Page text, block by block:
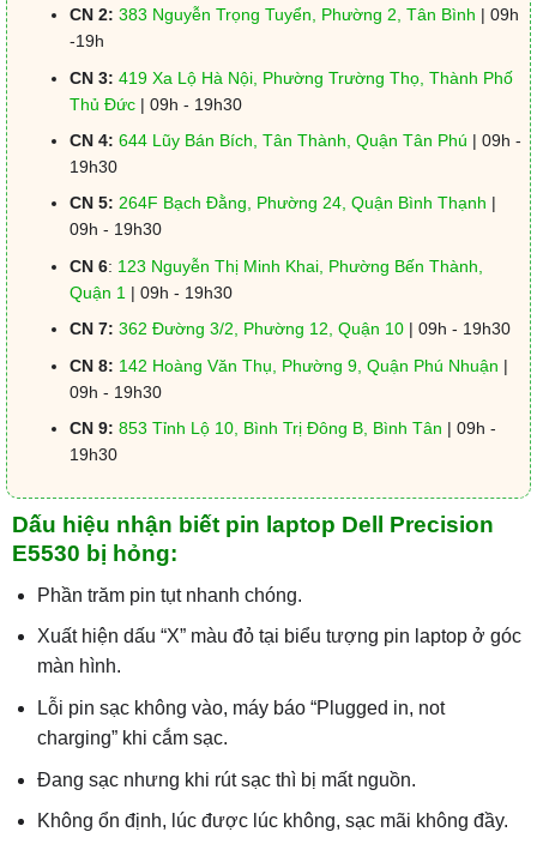
CN 2: 383 Nguyễn Trọng Tuyển, Phường 2, Tân Bình | 09h
-19h
CN 3: 419 Xa Lộ Hà Nội, Phường Trường Thọ, Thành Phố
Thủ Đức| 09h - 19h30
CN 4: 644 Lũy Bán Bích, Tân Thành, Quận Tân Phú | 09h -
19h30
CN 5: 264F Bạch Đằng, Phường 24, Quận Bình Thạnh |
09h - 19h30
CN 6: 123 Nguyễn Thị Minh Khai, Phường Bến Thành,
Quận 1 | 09h - 19h30
CN 7: 362 Đường 3/2, Phường 12, Quận 10| 09h - 19h30
CN 8: 142 Hoàng Văn Thụ, Phường 9, Quận Phú Nhuận |
09h - 19h30
CN 9: 853 Tỉnh Lộ 10, Bình Trị Đông B, Bình Tân | 09h -
19h30
Dấu hiệu nhận biết pin laptop Dell Precision
E5530 bị hỏng:
Phần trăm pin tụt nhanh chóng.
Xuất hiện dấu “X” màu đỏ tại biểu tượng pin laptop ở góc
màn hình.
Lỗi pin sạc không vào, máy báo “Plugged in, not
charging” khi cắm sạc.
Đang sạc nhưng khi rút sạc thì bị mất nguồn.
Không ổn định, lúc được lúc không, sạc mãi không đầy.